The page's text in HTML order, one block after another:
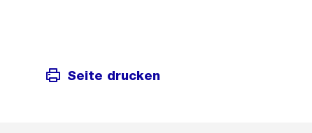
Seite drucken